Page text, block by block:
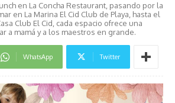
en La Concha Restaurant, pasando por la
en La Marina El Cid Club de Playa, hasta el
Club El Cid, cada espacio ofrece una
a mamá y a los maestros en grande.
WhatsApp Twitter